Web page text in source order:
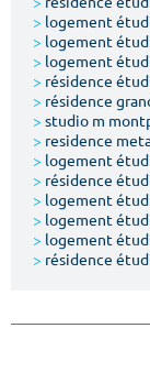
> logement
> logement
> logement
> résidence
> résidence
> studio m
> residence
> logement
> résidence
> logement
> logement
> logement
> résidence